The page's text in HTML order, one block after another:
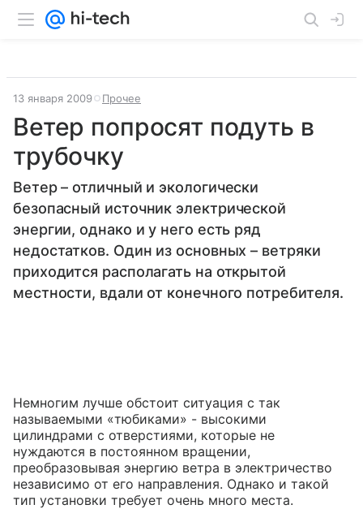
13 января 2009 Прочее
Ветер попросят подуть в
трубочку
Ветер – отличный и экологически
безопасный источник электрической
энергии, однако и у него есть ряд
недостатков. Один из основных – ветряки
приходится располагать на открытой
местности, вдали от конечного потребителя.
Немногим лучше обстоит ситуация с так
называемыми «тюбиками» - высокими
цилиндрами с отверстиями, которые не
нуждаются в постоянном вращении,
преобразовывая энергию ветра в электричество
независимо от его направления. Однако и такой
тип установки требует очень много места.